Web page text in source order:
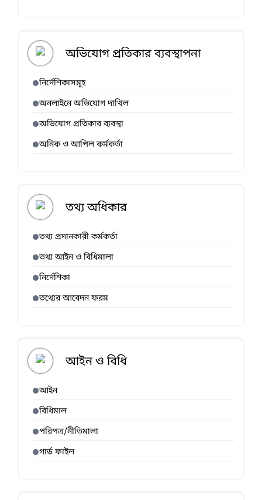
অভিযোগ প্রতিকার ব্যবস্থাপনা
নির্দেশিকাসমূহ
অনলাইনে অভিযোগ দাখিল
অভিযোগ প্রতিকার ব্যবস্থা
অনিক ও আপিল কর্মকর্তা
তথ্য অধিকার
তথ্য প্রদানকারী কর্মকর্তা
তথ্য আইন ও বিধিমালা
নির্দেশিকা
তথ্যের আবেদন ফরম
আইন ও বিধি
আইন
বিধিমাল
পরিপত্র/নীতিমালা
গার্ড ফাইল